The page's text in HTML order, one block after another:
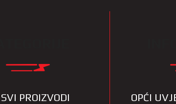
SVI PROIZVODI OPĆI